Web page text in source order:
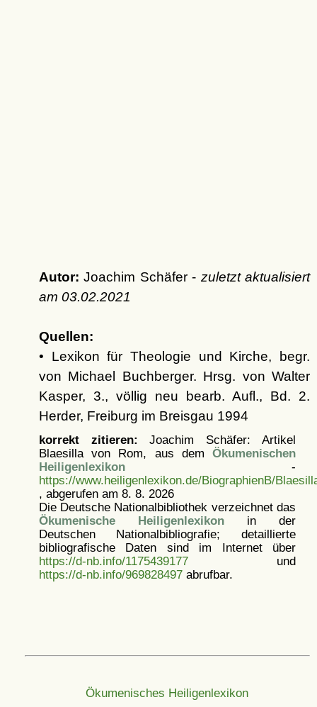
Autor: Joachim Schäfer - zuletzt aktualisiert
am 03.02.2021
Quellen:
• Lexikon für Theologie und Kirche, begr.
von Michael Buchberger. Hrsg. von Walter
Kasper, 3., völlig neu bearb. Aufl., Bd. 2.
Herder, Freiburg im Breisgau 1994
korrekt zitieren: Joachim Schäfer: Artikel
Blaesilla von Rom, aus dem Ökumenischen
Heiligenlexikon-
https://www.heiligenlexikon.de/BiographienB/
, abgerufen am 8. 8. 2026
Die Deutsche Nationalbibliothek verzeichnet das
Ökumenische Heiligenlexikonin der
Deutschen Nationalbibliografie; detaillierte
bibliografische Daten sind im Internet über
https://d-nb.info/1175439177und
https://d-nb.info/969828497abrufbar.
Ökumenisches Heiligenlexikon